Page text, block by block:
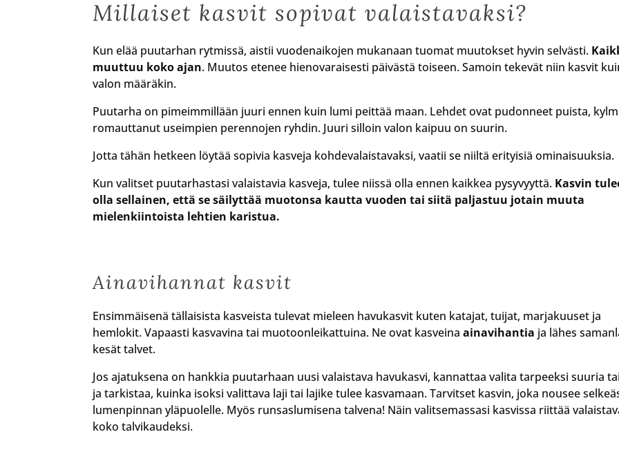
Millaiset kasvit sopivat valaistavaksi?
Kun elää puutarhan rytmissä, aistii vuodenaikojen mukanaan tuomat muutokset hyvin selvästi.
muuttuu koko ajan. Muutos etenee hienovaraisesti päivästä toiseen. Samoin tekevät niin kasvit
valon määräkin.
Puutarha on pimeimmillään juuri ennen kuin lumi peittää maan. Lehdet ovat pudonneet puista,
romauttanut useimpien perennojen ryhdin. Juuri silloin valon kaipuu on suurin.
Jotta tähän hetkeen löytää sopivia kasveja kohdevalaistavaksi, vaatii se niiltä erityisiä ominaisuuksia.
Kun valitset puutarhastasi valaistavia kasveja, tulee niissä olla ennen kaikkea pysyvyyttä. Kasvin
olla sellainen, että se säilyttää muotonsa kautta vuoden tai siitä paljastuu jotain muuta
mielenkiintoista lehtien karistua.
Ainavihannat kasvit
Ensimmäisenä tällaisista kasveista tulevat mieleen havukasvit kuten katajat, tuijat, marjakuuset ja
hemlokit. Vapaasti kasvavina tai muotoonleikattuina. Ne ovat kasveinaainavihantia ja lähes
kesät talvet.
Jos ajatuksena on hankkia puutarhaan uusi valaistava havukasvi, kannattaa valita tarpeeksi suuria
ja tarkistaa, kuinka isoksi valittava laji tai lajike tulee kasvamaan. Tarvitset kasvin, joka nousee
lumenpinnan yläpuolelle. Myös runsaslumisena talvena! Näin valitsemassasi kasvissa riittää
koko talvikaudeksi.